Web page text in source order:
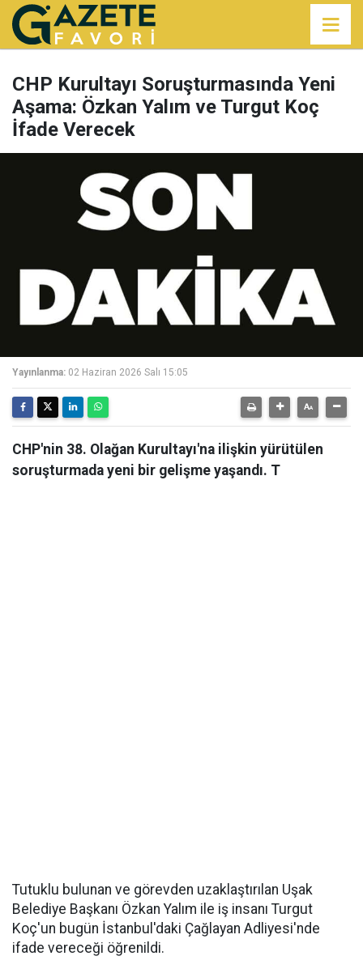
CHP Kurultayı Soruşturmasında Yeni
Aşama: Özkan Yalım ve Turgut Koç
İfade Verecek
Yayınlanma: 02 Haziran 2026 Salı 15:05
CHP'nin 38. Olağan Kurultayı'na ilişkin yürütülen
soruşturmada yeni bir gelişme yaşandı. T
Tutuklu bulunan ve görevden uzaklaştırılan Uşak
Belediye Başkanı Özkan Yalım ile iş insanı Turgut
Koç'un bugün İstanbul'daki Çağlayan Adliyesi'nde
ifade vereceği öğrenildi.